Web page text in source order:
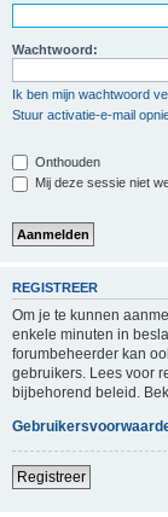
Wachtwoord:
Ik ben mijn wachtwoord
Stuur activatie-e-mail
Onthouden
Mij deze sessie niet
REGISTREER
Om je te kunnen
enkele minuten in
forumbeheerder kan
gebruikers. Lees voor
bijbehorend beleid.
Registreer